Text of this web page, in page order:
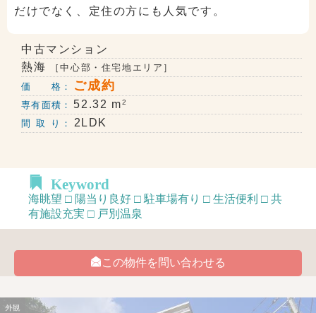
だけでなく、定住の方にも人気です。
中古マンション
熱海
［中心部・住宅地エリア］
価 格：
ご成約
専有面積： 52.32 m2
間 取 り： 2LDK
Keyword
海眺望 □ 陽当り良好 □ 駐車場有り □ 生活便利 □ 共
有施設充実 □ 戸別温泉
この物件を問い合わせる
外観